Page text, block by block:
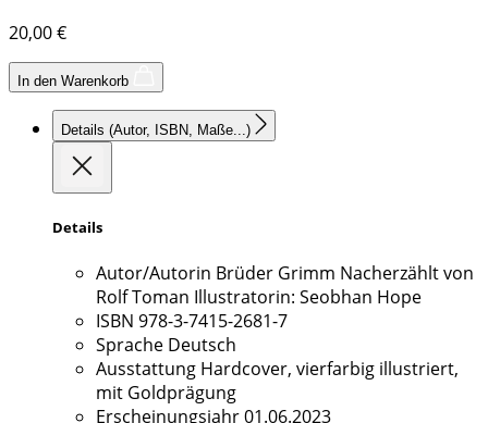
20,00€
In den Warenkorb
Details (Autor, ISBN, Maße...)
Details
Autor/Autorin Brüder Grimm Nacherzählt von
Rolf Toman Illustratorin: Seobhan Hope
ISBN 978-3-7415-2681-7
Sprache Deutsch
Ausstattung Hardcover, vierfarbig illustriert,
mit Goldprägung
Erscheinungsjahr01.06.2023